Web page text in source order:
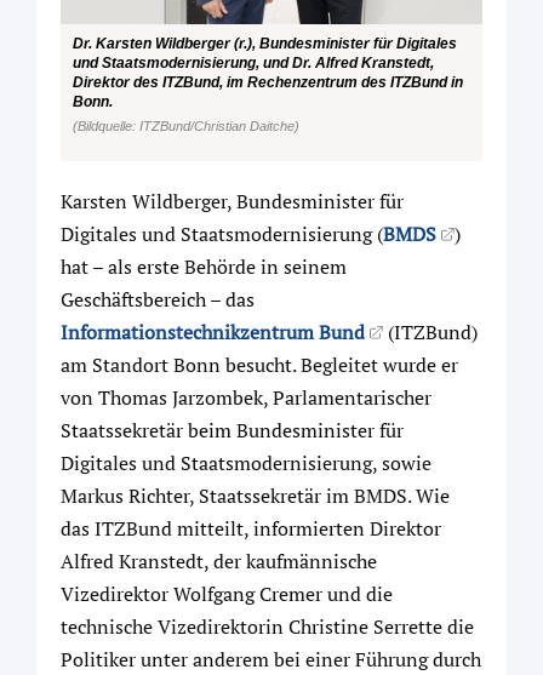
Dr. Karsten Wildberger (r.), Bundesminister für Digitales
und Staatsmodernisierung, und Dr. Alfred Kranstedt,
Direktor des ITZBund, im Rechenzentrum des ITZBund in
Bonn.
(Bildquelle: ITZBund/Christian Daitche)
Karsten Wildberger, Bundesminister für
Digitales und Staatsmodernisierung (BMDS
)
hat – als erste Behörde in seinem
Geschäftsbereich – das
Informationstechnikzentrum Bund
(ITZBund)
am Standort Bonn besucht. Begleitet wurde er
von Thomas Jarzombek, Parlamentarischer
Staatssekretär beim Bundesminister für
Digitales und Staatsmodernisierung, sowie
Markus Richter, Staatssekretär im BMDS. Wie
das ITZBund mitteilt, informierten Direktor
Alfred Kranstedt, der kaufmännische
Vizedirektor Wolfgang Cremer und die
technische Vizedirektorin Christine Serrette die
Politiker unter anderem bei einer Führung durch